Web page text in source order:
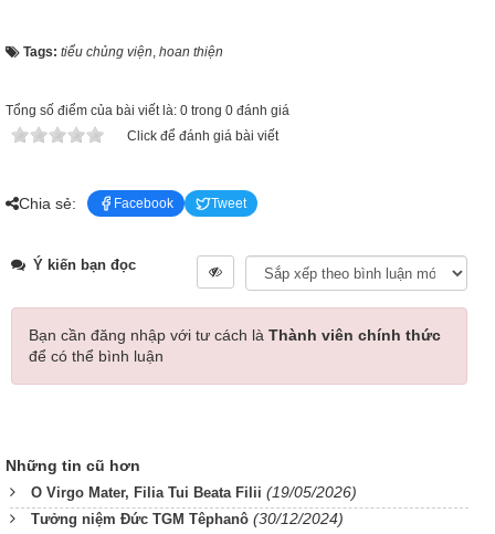
Tags: tiểu chủng viện, hoan thiện
Tổng số điểm của bài viết là: 0 trong 0 đánh giá
Click để đánh giá bài viết
Chia sẻ: Facebook Tweet
Ý kiến bạn đọc
Bạn cần đăng nhập với tư cách là Thành viên chính thức
để có thể bình luận
Những tin cũ hơn
O Virgo Mater, Filia Tui Beata Filii (19/05/2026)
Tưởng niệm Đức TGM Têphanô (30/12/2024)